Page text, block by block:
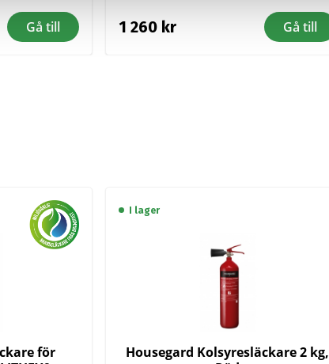
Gå till 1 260 kr Gå till
för
I lager
Housegard Kolsyresläckare 2 kg,